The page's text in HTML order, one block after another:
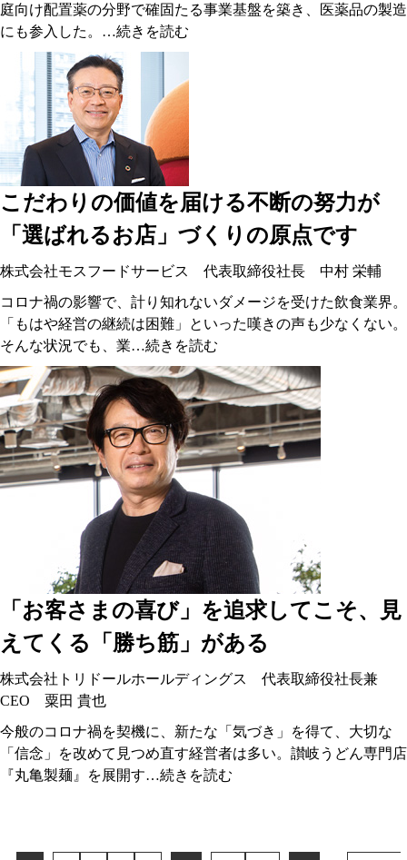
庭向け配置薬の分野で確固たる事業基盤を築き、医薬品の製造
にも参入した。…続きを読む
こだわりの価値を届ける不断の努力が
「選ばれるお店」づくりの原点です
株式会社モスフードサービス 代表取締役社長 中村 栄輔
コロナ禍の影響で、計り知れないダメージを受けた飲食業界。
「もはや経営の継続は困難」といった嘆きの声も少なくない。
そんな状況でも、業…続きを読む
「お客さまの喜び」を追求してこそ、見
えてくる「勝ち筋」がある
株式会社トリドールホールディングス 代表取締役社長兼
CEO 粟田 貴也
今般のコロナ禍を契機に、新たな「気づき」を得て、大切な
「信念」を改めて見つめ直す経営者は多い。讃岐うどん専門店
『丸亀製麺』を展開す…続きを読む